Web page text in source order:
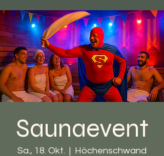
Saunaevent
Sa., 18. Okt.
  |
Höchenschwand